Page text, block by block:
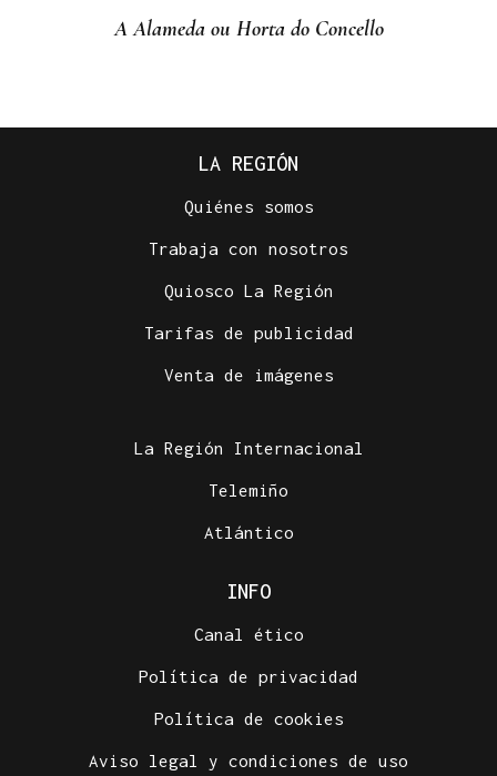
A Alameda ou Horta do Concello
Fin de semana completo para el piragüismo
LA REGIÓN
Quiénes somos
Trabaja con nosotros
Quiosco La Región
Tarifas de publicidad
Venta de imágenes
La Región Internacional
Telemiño
Atlántico
INFO
Canal ético
Política de privacidad
Política de cookies
Aviso legal y condiciones de uso